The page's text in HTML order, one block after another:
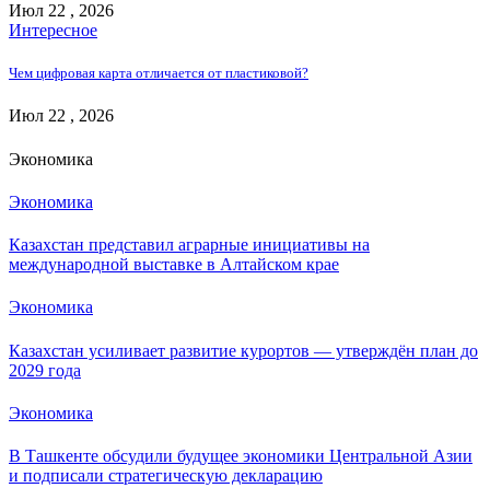
Июл 22 , 2026
Интересное
Чем цифровая карта отличается от пластиковой?
Июл 22 , 2026
Экономика
Экономика
Казахстан представил аграрные инициативы на
международной выставке в Алтайском крае
Экономика
Казахстан усиливает развитие курортов — утверждён план до
2029 года
Экономика
В Ташкенте обсудили будущее экономики Центральной Азии
и подписали стратегическую декларацию